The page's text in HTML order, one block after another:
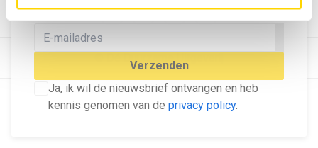
Blijf op de hoogte van het laatste nieuws!
Verzenden
Ja, ik wil de nieuwsbrief ontvangen en heb
kennis genomen van de privacy policy.
© Dé Duurzame Uitgeverij